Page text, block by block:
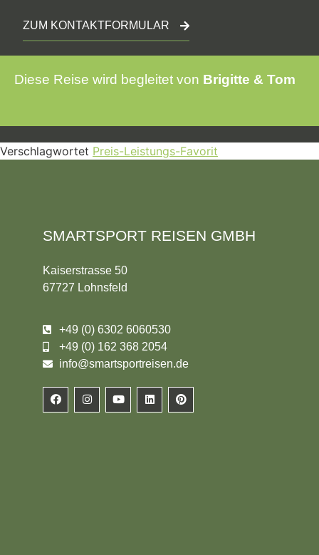
ZUM KONTAKTFORMULAR
Diese Reise wird begleitet von Brigitte & Tom
Verschlagwortet Preis-Leistungs-Favorit
SMARTSPORT REISEN GMBH
Kaiserstrasse 50
67727 Lohnsfeld
+49 (0) 6302 6060530
+49 (0) 162 368 2054
info@smartsportreisen.de